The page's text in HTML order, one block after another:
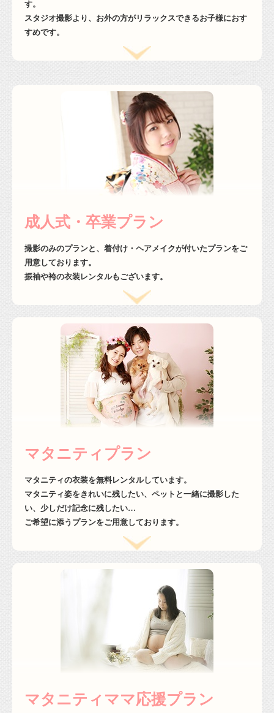
す。
スタジオ撮影より、お外の方がリラックスできるお子様におす
すめです。
成人式・卒業プラン
撮影のみのプランと、着付け・ヘアメイクが付いたプランをご
用意しております。
振袖や袴の衣装レンタルもございます。
マタニティプラン
マタニティの衣装を無料レンタルしています。
マタニティ姿をきれいに残したい、ペットと一緒に撮影した
い、少しだけ記念に残したい…
ご希望に添うプランをご用意しております。
マタニティママ応援プラン